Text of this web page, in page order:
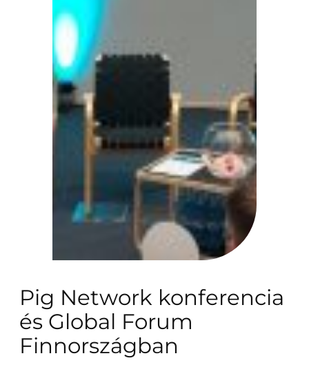
Pig Network konferencia
és Global Forum
Finnországban